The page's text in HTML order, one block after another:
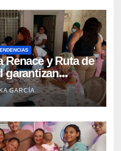
Renace y Ruta de
garantizan
integral en
GARCÍA